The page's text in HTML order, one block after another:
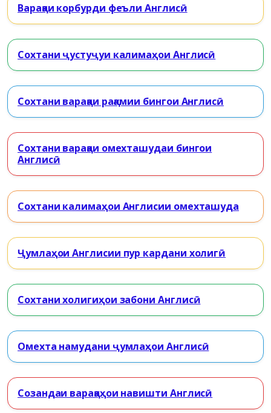
Варақаи корбурди феъли Англисӣ
Сохтани ҷустуҷуи калимаҳои Англисӣ
Сохтани варақаи рақамии бингои Англисӣ
Сохтани варақаи омехташудаи бингои
Англисӣ
Сохтани калимаҳои Англисии омехташуда
Ҷумлаҳои Англисии пур кардани холигӣ
Сохтани холигиҳои забони Англисӣ
Омехта намудани ҷумлаҳои Англисӣ
Созандаи варақаҳои навишти Англисӣ